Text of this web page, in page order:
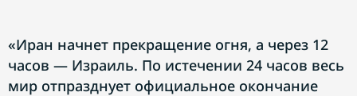
«Иран начнет прекращение огня, а через 12
часов — Израиль. По истечении 24 часов весь
мир отпразднует официальное окончание